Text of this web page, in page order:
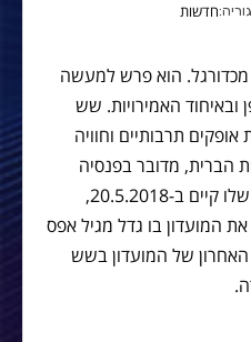
חדשות
הוא פרש למעשה
ובאיחוד האמירויות. שש
תרבותיים וחוויה
הברית, מדובר בפנסיה
בתשלום. את המשחק האחרון שלו קיים ב-20.5.2018,
ועזב את המועדון בו גדל מגיל אפס
של המועדון בשש